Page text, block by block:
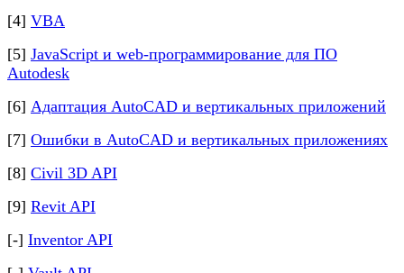
[4] VBA
[5] JavaScript и web-программирование для ПО
Autodesk
[6] Адаптация AutoCAD и вертикальных приложений
[7] Ошибки в AutoCAD и вертикальных приложениях
[8] Civil 3D API
[9] Revit API
[-] Inventor API